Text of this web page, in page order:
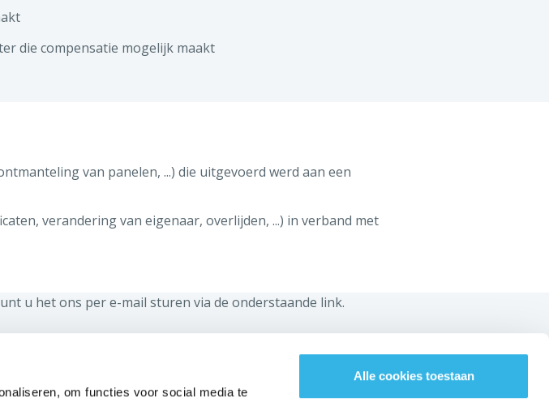
om functies voor social media te
Alle cookies toestaan
die compensatie mogelijk maakt
van panelen, ...) die uitgevoerd werd aan een
verandering van eigenaar, overlijden, ...) in verband met
u het ons per e-mail sturen via de onderstaande link.
BLIJF IN CONTACT MET ONS!